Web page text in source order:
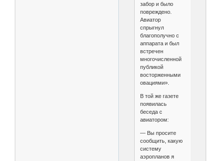
забор и было
повреждено.
Авиатор
спрыгнул
благополучно с
аппарата и был
встречен
многочисленной
публикой
восторженными
овациями».
В той же газете
появилась
беседа с
авиатором:
— Вы просите
сообщить, какую
систему
аэропланов я